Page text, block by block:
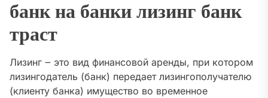
банк на банки лизинг банк
траст
Лизинг ౼ это вид финансовой аренды, при котором
лизингодатель (банк) передает лизингополучателю
(клиенту банка) имущество во временное